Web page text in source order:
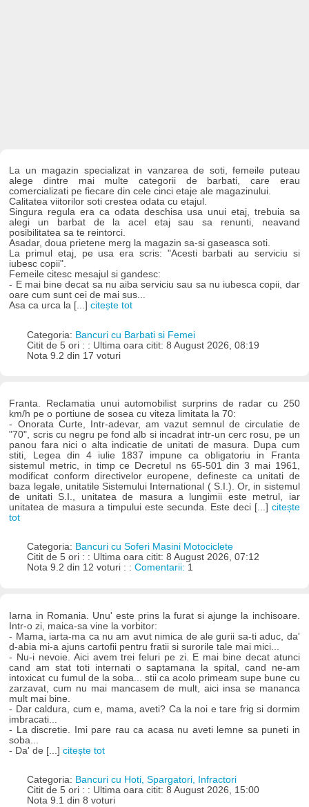
La un magazin specializat in vanzarea de soti, femeile puteau
alege dintre mai multe categorii de barbati, care erau
comercializati pe fiecare din cele cinci etaje ale magazinului.
Calitatea viitorilor soti crestea odata cu etajul.
Singura regula era ca odata deschisa usa unui etaj, trebuia sa
alegi un barbat de la acel etaj sau sa renunti, neavand
posibilitatea sa te reintorci.
Asadar, doua prietene merg la magazin sa-si gaseasca soti.
La primul etaj, pe usa era scris: "Acesti barbati au serviciu si
iubesc copii".
Femeile citesc mesajul si gandesc:
- E mai bine decat sa nu aiba serviciu sau sa nu iubesca copii, dar
oare cum sunt cei de mai sus...
Asa ca urca la [...]citește tot
Categoria: Bancuri cu Barbati si Femei
Citit de 5 ori : : Ultima oara citit: 8 August 2026, 08:19
Nota 9.2 din 17 voturi
Franta. Reclamatia unui automobilist surprins de radar cu 250
km/h pe o portiune de sosea cu viteza limitata la 70:
- Onorata Curte, Intr-adevar, am vazut semnul de circulatie de
"70", scris cu negru pe fond alb si incadrat intr-un cerc rosu, pe un
panou fara nici o alta indicatie de unitati de masura. Dupa cum
stiti, Legea din 4 iulie 1837 impune ca obligatoriu in Franta
sistemul metric, in timp ce Decretul ns 65-501 din 3 mai 1961,
modificat conform directivelor europene, defineste ca unitati de
baza legale, unitatile Sistemului International ( S.I.). Or, in sistemul
de unitati S.I., unitatea de masura a lungimii este metrul, iar
unitatea de masura a timpului este secunda. Este deci [...] citește
tot
Categoria: Bancuri cu Soferi Masini Motociclete
Citit de 5 ori : : Ultima oara citit: 8 August 2026, 07:12
Nota 9.2 din 12 voturi : : Comentarii: 1
Iarna in Romania. Unu' este prins la furat si ajunge la inchisoare.
Intr-o zi, maica-sa vine la vorbitor:
- Mama, iarta-ma ca nu am avut nimica de ale gurii sa-ti aduc, da'
d-abia mi-a ajuns cartofii pentru fratii si surorile tale mai mici...
- Nu-i nevoie. Aici avem trei feluri pe zi. E mai bine decat atunci
cand am stat toti internati o saptamana la spital, cand ne-am
intoxicat cu fumul de la soba... stii ca acolo primeam supe bune cu
zarzavat, cum nu mai mancasem de mult, aici insa se mananca
mult mai bine.
- Dar caldura, cum e, mama, aveti? Ca la noi e tare frig si dormim
imbracati...
- La discretie. Imi pare rau ca acasa nu aveti lemne sa puneti in
soba...
- Da' de [...]citește tot
Categoria: Bancuri cu Hoti, Spargatori, Infractori
Citit de 5 ori : : Ultima oara citit: 8 August 2026, 15:00
Nota 9.1 din 8 voturi